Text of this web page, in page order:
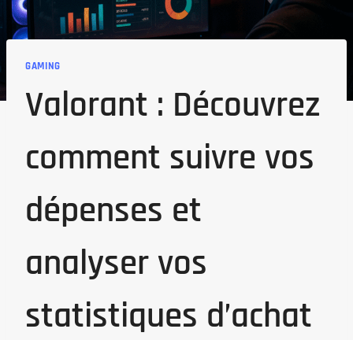
GAMING
Valorant : Découvrez
comment suivre vos
dépenses et
analyser vos
statistiques d’achat